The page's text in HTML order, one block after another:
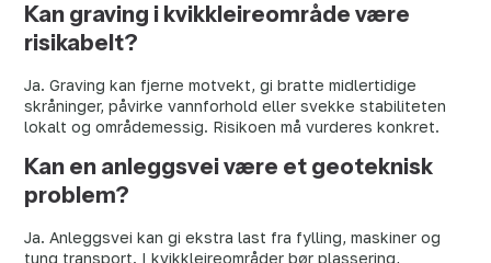
Kan graving i kvikkleireområde være
risikabelt?
Ja. Graving kan fjerne motvekt, gi bratte midlertidige
skråninger, påvirke vannforhold eller svekke stabiliteten
lokalt og områdemessig. Risikoen må vurderes konkret.
Kan en anleggsvei være et geoteknisk
problem?
Ja. Anleggsvei kan gi ekstra last fra fylling, maskiner og
tung transport. I kvikkleireområder bør plassering,